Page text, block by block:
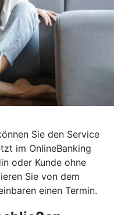
Sie den Service
im OnlineBanking
oder Kunde ohne
Sie von dem
einen Termin.